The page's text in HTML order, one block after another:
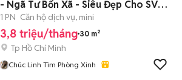
- Ngã Tư Bốn Xã - Siêu Đẹp Cho SV
VHU
1 PN Căn hộ dịch vụ, mini
3,8 triệu/tháng 30 m²
Tp Hồ Chí Minh
Chúc Linh Tìm Phòng Xinh